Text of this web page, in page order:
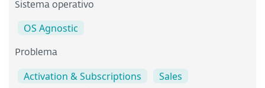
Sistema operativo
OS Agnostic
Problema
Activation & Subscriptions
Sales